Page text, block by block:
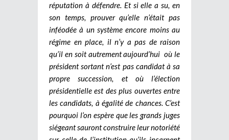
réputation à défendre. Et si elle a su, en
son temps, prouver qu’elle n’était pas
inféodée à un système encore moins au
régime en place, il n’y a pas de raison
qu’il en soit autrement aujourd’hui où le
président sortant n’est pas candidat à sa
propre succession, et où l’élection
présidentielle est des plus ouvertes entre
les candidats, à égalité de chances. C’est
pourquoi l’on espère que les grands juges
siégeant sauront construire leur notoriété